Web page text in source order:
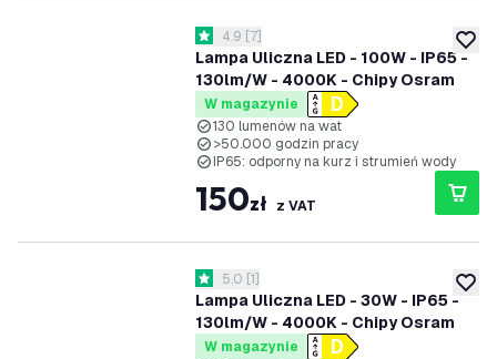
dodaj
Lampa Uliczna LED - 100W - IP65 -
130lm/W - 4000K - Chipy Osram
otwórz panel recenzji
4.9 Gwiazdki oceny
4.9 [7]
W magazynie
130 lumenów na wat
>50.000 godzin pracy
IP65: odporny na kurz i strumień wody
150zł z VAT
Lampa Uliczna LED - 30W - IP65 -
130lm/W - 4000K - Chipy Osram
otwórz panel recenzji
5 Gwiazdki oceny
5.0 [1]
W magazynie